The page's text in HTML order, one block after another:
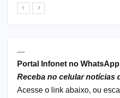
----
Portal Infonet no WhatsApp
Receba no celular notícias
Acesse o link abaixo, ou